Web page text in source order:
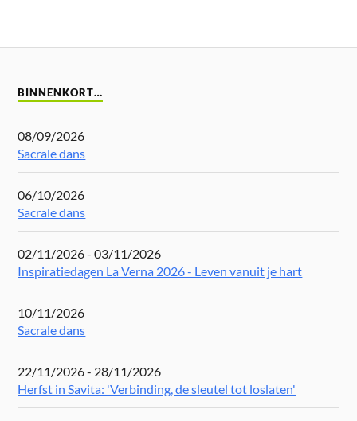
BINNENKORT…
08/09/2026
Sacrale dans
06/10/2026
Sacrale dans
02/11/2026 - 03/11/2026
Inspiratiedagen La Verna 2026 - Leven vanuit je hart
10/11/2026
Sacrale dans
22/11/2026 - 28/11/2026
Herfst in Savita: 'Verbinding, de sleutel tot loslaten'